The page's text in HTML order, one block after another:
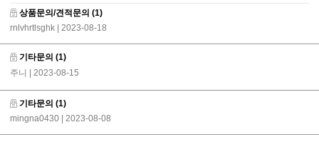
상품문의/견적문의 (1)
rnlvhrtlsghk
| 2023-08-18
기타문의 (1)
주니
| 2023-08-15
기타문의 (1)
mingna0430
| 2023-08-08